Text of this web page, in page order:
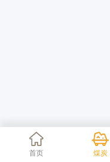
首页 煤炭